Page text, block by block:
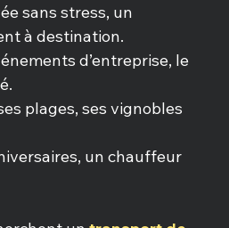
sans stress, un
à destination.
d’entreprise, le
plages, ses vignobles
un chauffeur